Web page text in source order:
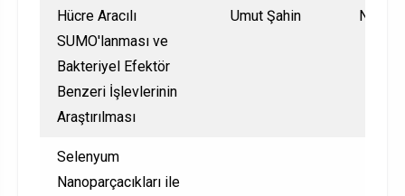
Hücre Aracılı
SUMO'lanması ve
Bakteriyel Efektör
Benzeri İşlevlerinin
Araştırılması
Umut Şahin
Selenyum
Nanoparçacıkları ile